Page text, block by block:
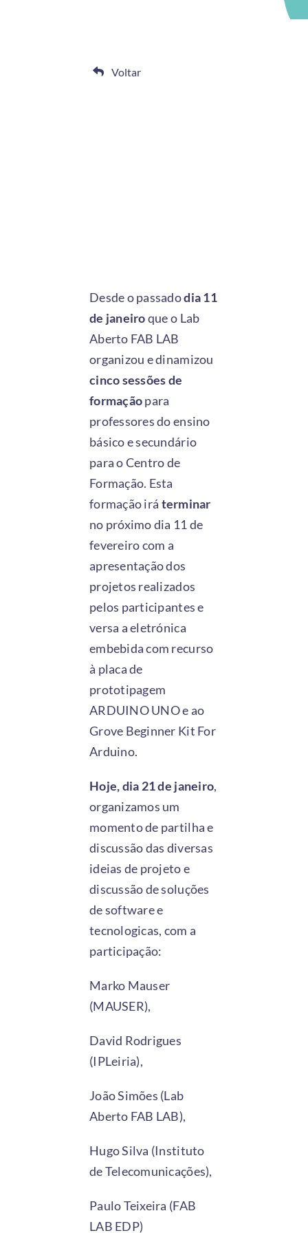
Voltar
Desde o passadodia 11
de janeiroque o Lab
Aberto FAB LAB
organizou e dinamizou
cinco sessões de
formaçãopara
professores do ensino
básico e secundário
para o Centro de
Formação. Esta
formação irá terminar
no próximo dia 11 de
fevereiro com a
apresentação dos
projetos realizados
pelos participantes e
versa a eletrónica
embebida com recurso
à placa de
prototipagem
ARDUINO UNO e ao
Grove Beginner Kit For
Arduino.
Hoje, dia 21 de janeiro,
organizamos um
momento de partilha e
discussão das diversas
ideias de projeto e
discussão de soluções
de software e
tecnologicas, com a
participação:
Marko Mauser
(MAUSER),
David Rodrigues
(IPLeiria),
João Simões (Lab
Aberto FAB LAB),
Hugo Silva (Instituto
de Telecomunicações),
Paulo Teixeira (FAB
LAB EDP)